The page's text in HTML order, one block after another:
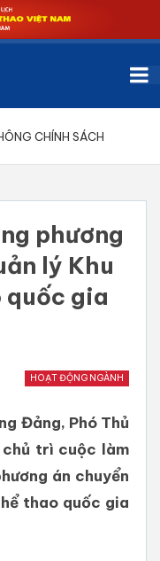
CHÍNH SÁCH
phương
lý Khu
quốc gia
HOẠT ĐỘNG NGÀNH
Đảng, Phó Thủ
chủ trì cuộc làm
án chuyển
thao quốc gia